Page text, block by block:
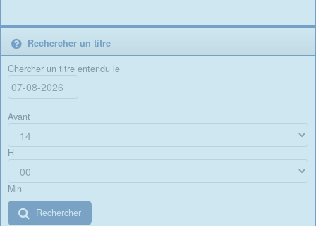
Rechercher un titre
Chercher un titre entendu le
Avant
H
Min
Rechercher